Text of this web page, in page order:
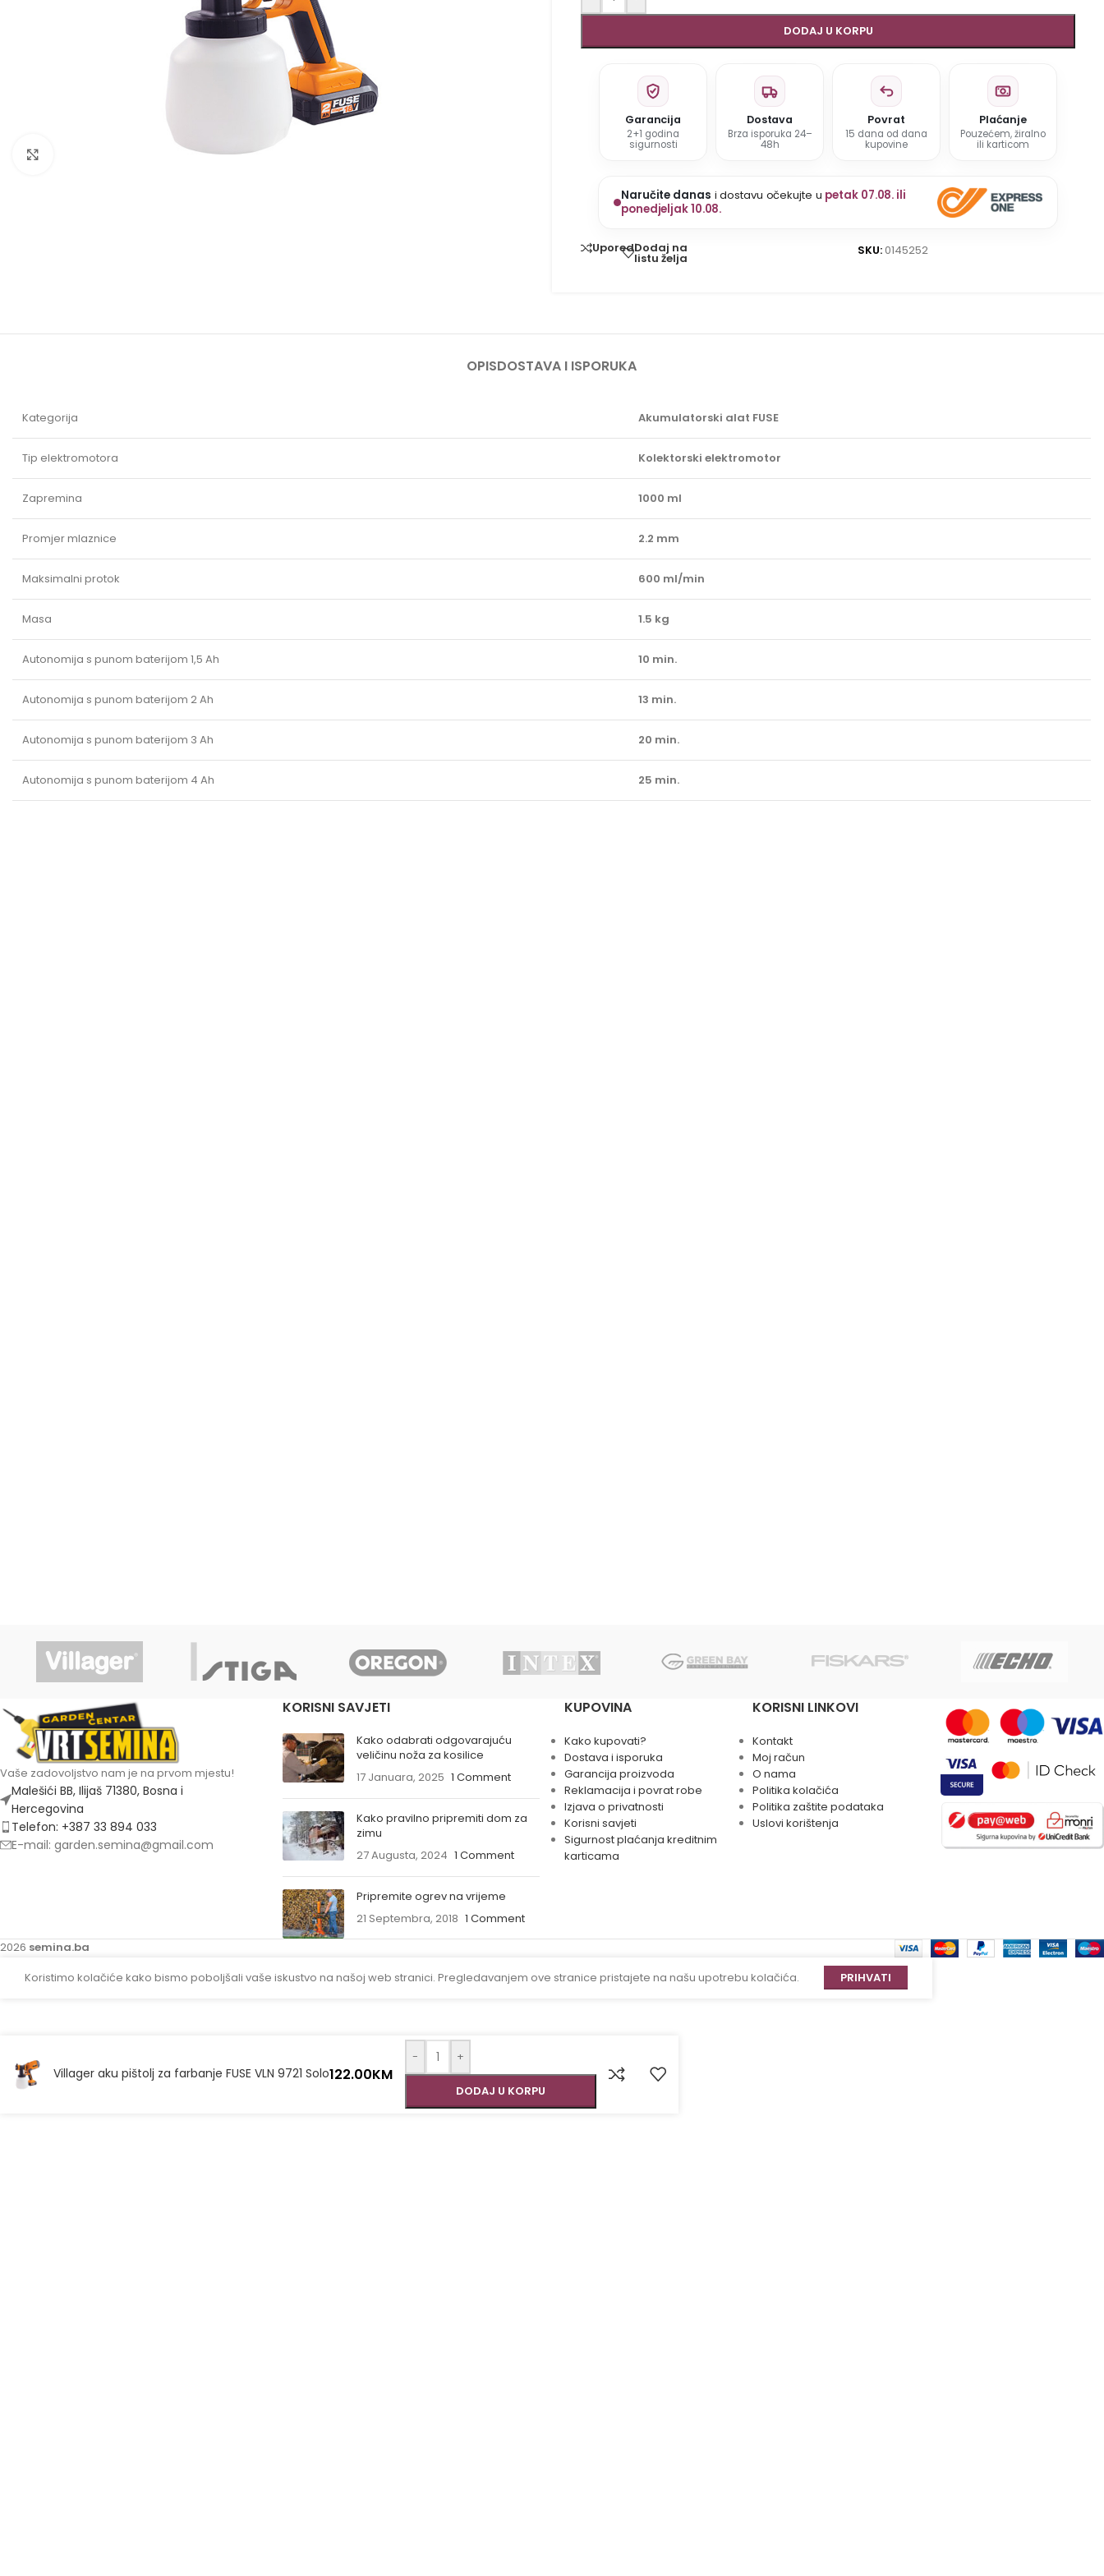
Roštilji
DODAJ U KORPU
Garancija
2+1 godina
sigurnosti
Dostava
Brza isporuka 24–
48h
Povrat
15 dana od dana
kupovine
Plaćanje
Pouzećem, žiralno
ili karticom
Naručite danas i dostavu očekujte u petak 07.08. ili
ponedjeljak 10.08.
UporediDodaj na
listu želja
SKU: 0145252
OPISDOSTAVA I ISPORUKA
Kategorija Akumulatorski alat FUSE
Tip elektromotora Kolektorski elektromotor
Zapremina 1000 ml
Promjer mlaznice 2.2 mm
Maksimalni protok 600 ml/min
Masa 1.5 kg
Autonomija s punom baterijom 1,5 Ah 10 min.
Autonomija s punom baterijom 2 Ah 13 min.
Autonomija s punom baterijom 3 Ah 20 min.
Autonomija s punom baterijom 4 Ah 25 min.
Vaše zadovoljstvo nam je na prvom mjestu!
Malešići BB, Ilijaš 71380, Bosna i
Hercegovina
Telefon: +387 33 894 033
E-mail: garden.semina@gmail.com
KORISNI SAVJETI
Kako odabrati odgovarajuću
veličinu noža za kosilice
17 Januara, 2025 1 Comment
Kako pravilno pripremiti dom za
zimu
27 Augusta, 2024 1 Comment
Pripremite ogrev na vrijeme
21 Septembra, 2018 1 Comment
KUPOVINA
Kako kupovati?
Dostava i isporuka
Garancija proizvoda
Reklamacija i povrat robe
Izjava o privatnosti
Korisni savjeti
Sigurnost plaćanja kreditnim
karticama
KORISNI LINKOVI
Kontakt
Moj račun
O nama
Politika kolačića
Politika zaštite podataka
Uslovi korištenja
2026 semina.ba
Koristimo kolačiće kako bismo poboljšali vaše iskustvo na našoj web stranici. Pregledavanjem ove stranice pristajete na našu upotrebu kolačića.
PRIHVATI
Villager aku pištolj za farbanje FUSE VLN 9721 Solo122.00KM
- +
DODAJ U KORPU